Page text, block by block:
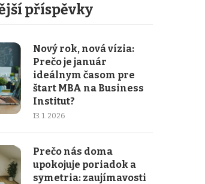
příspěvky
Nový rok, nová vízia:
Prečo je január
ideálnym časom pre
štart MBA na Business
Institut?
13. 1. 2026
Prečo nás doma
upokojuje poriadok a
symetria: zaujímavosti